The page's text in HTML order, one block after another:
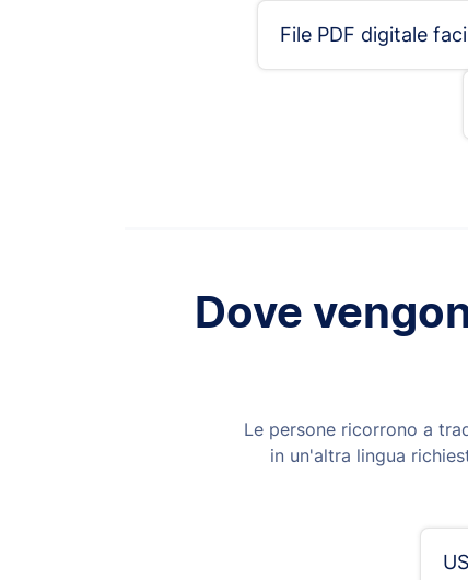
File PDF digitale
Dove
Le persone ricorrono a
in un'altra lingua